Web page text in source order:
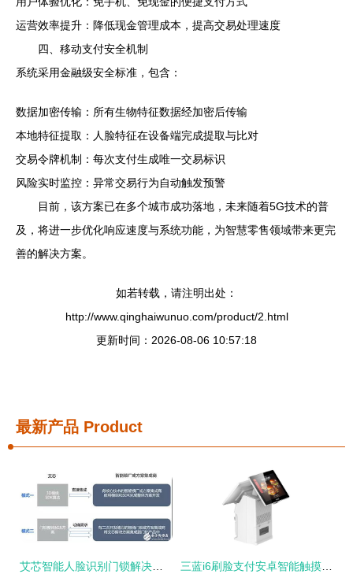
运营效率提升：降低现金管理成本，提高交易处理速度
四、移动支付安全机制
系统采用金融级安全标准，包含：
数据加密传输：所有生物特征数据经加密后传输
本地特征提取：人脸特征在设备端完成提取与比对
交易令牌机制：每次支付生成唯一交易标识
风险实时监控：异常交易行为自动触发预警
目前，该方案已在多个城市成功落地，未来随着5G技术的普
及，将进一步优化响应速度与系统功能，为智慧零售领域带来更完
善的解决方案。
如若转载，请注明出处：
http://www.qinghaiwunuo.com/product/2.html
更新时间：2026-08-06 10:57:18
最新产品 Product
艾芯智能人脸识别门锁解决方案 以3D刷脸技术引领智能门锁新纪元，赋能安全便捷生活 三蓝i6刷脸支付安卓智能触摸屏POS收款机 一站式采购供应与刷脸支付解决方案